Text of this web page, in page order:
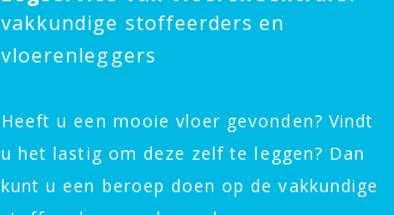
vakkundige stoffeerders en
vloerenleggers
Heeft u een mooie vloer gevonden? Vindt
u het lastig om deze zelf te leggen? Dan
kunt u een beroep doen op de vakkundige